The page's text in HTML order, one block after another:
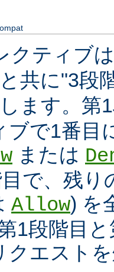
クティブ
と共に"3段
ます。第
ブで1番目
または
で、残り
Allow) を
1段階目
クエスト